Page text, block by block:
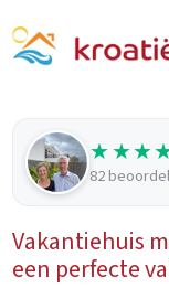
82
Vakantiehuis
een perfecte